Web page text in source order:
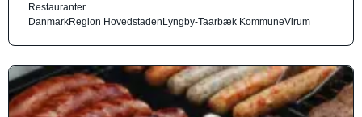
Restauranter
DanmarkRegion HovedstadenLyngby-Taarbæk KommuneVirum